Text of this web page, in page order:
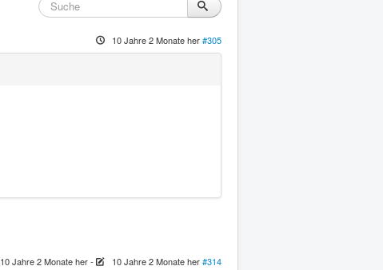
10 Jahre 2 Monate her#305
10 Jahre 2 Monate her- 10 Jahre 2 Monate her#314